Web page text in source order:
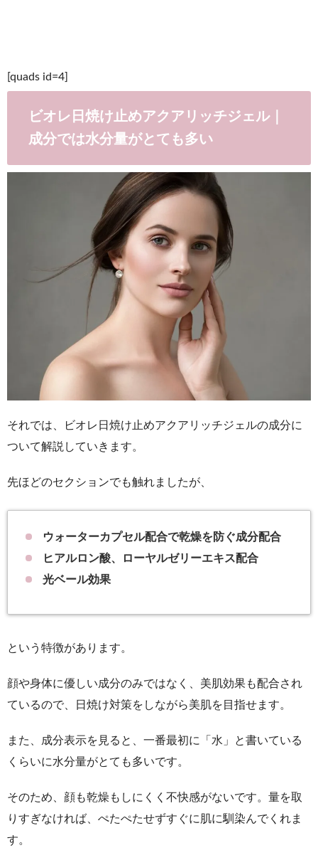
[quads id=4]
ビオレ日焼け止めアクアリッチジェル｜
成分では水分量がとても多い
それでは、ビオレ日焼け止めアクアリッチジェルの成分に
ついて解説していきます。
先ほどのセクションでも触れましたが、
ウォーターカプセル配合で乾燥を防ぐ成分配合
ヒアルロン酸、ローヤルゼリーエキス配合
光ベール効果
という特徴があります。
顔や身体に優しい成分のみではなく、美肌効果も配合され
ているので、日焼け対策をしながら美肌を目指せます。
また、成分表示を見ると、一番最初に「水」と書いている
くらいに水分量がとても多いです。
そのため、顔も乾燥もしにくく不快感がないです。量を取
りすぎなければ、ぺたぺたせずすぐに肌に馴染んでくれま
す。